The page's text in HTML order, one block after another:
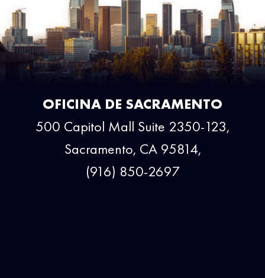
OFICINA DE SACRAMENTO
500 Capitol Mall Suite 2350-123,
Sacramento, CA 95814,
(916) 850-2697